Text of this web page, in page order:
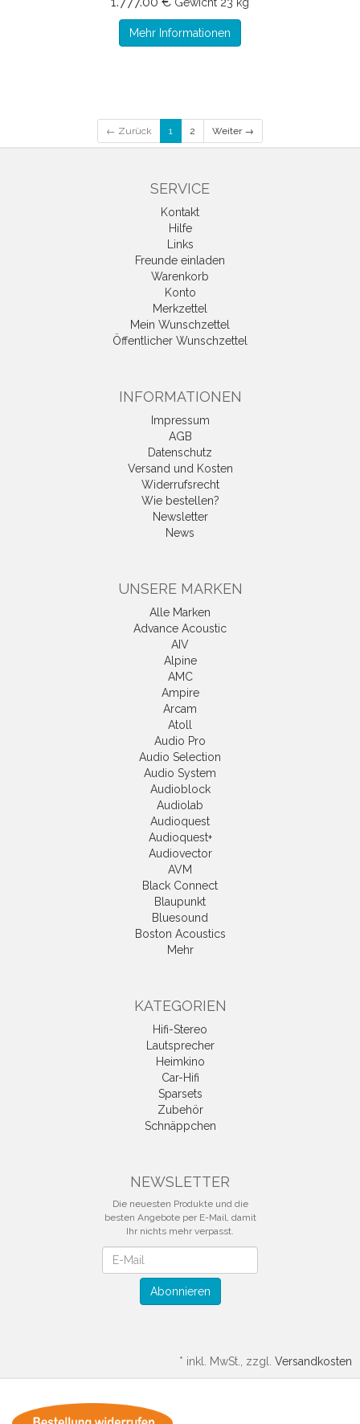
Mehr Informationen
← Zurück 1 2 Weiter →
SERVICE
Kontakt
Hilfe
Links
Freunde einladen
Warenkorb
Konto
Merkzettel
Mein Wunschzettel
Öffentlicher Wunschzettel
INFORMATIONEN
Impressum
AGB
Datenschutz
Versand und Kosten
Widerrufsrecht
Wie bestellen?
Newsletter
News
UNSERE MARKEN
Alle Marken
Advance Acoustic
AIV
Alpine
AMC
Ampire
Arcam
Atoll
Audio Pro
Audio Selection
Audio System
Audioblock
Audiolab
Audioquest
Audioquest+
Audiovector
AVM
Black Connect
Blaupunkt
Bluesound
Boston Acoustics
Mehr
KATEGORIEN
Hifi-Stereo
Lautsprecher
Heimkino
Car-Hifi
Sparsets
Zubehör
Schnäppchen
NEWSLETTER
Die neuesten Produkte und die
besten Angebote per E-Mail, damit
Ihr nichts mehr verpasst.
Abonnieren
* inkl. MwSt., zzgl. Versandkosten